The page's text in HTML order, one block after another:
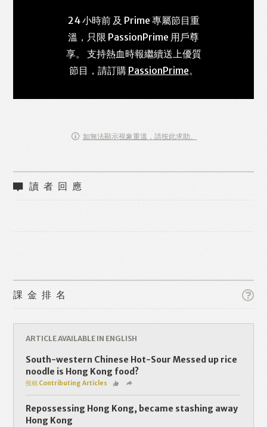
WhatsApp Email
24 小時前 及 Prime 專屬節目重
溫，只限 PassionPrime 用戶尊
享。 支持熱血時報繼續送上優質
節目，請訂購 PassionPrime。
如無法顯示視象重溫，請按此求助。
讀者回應
課金排名
ARTICLE AVAILABLE IN ENGLISH
South-western Chinese Hot-Sour Messed up rice
noodle is Hong Kong food?
投稿 Contributing Articles
Repossessing Hong Kong, became stashing away
Hong Kong